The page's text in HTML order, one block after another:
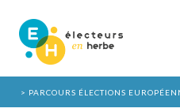
PARCOURS ÉLECTIONS